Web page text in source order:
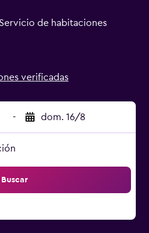
de habitaciones
verificadas
- dom. 16/8
Buscar